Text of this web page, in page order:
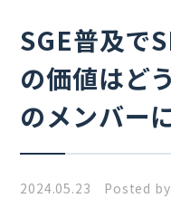
SGE普及で
の価値はど
のメンバー
2024.05.23 Posted